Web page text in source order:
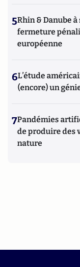
5Rhin & Danube à
fermeture
européenne
6L’étude
(encore) un
7Pandémies
de produire des
nature